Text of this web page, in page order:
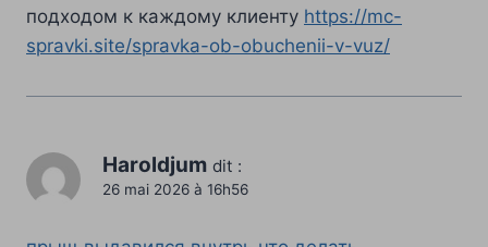
подходом к каждому клиенту https://mc-
spravki.site/spravka-ob-obuchenii-v-vuz/
Haroldjum dit :
26 mai 2026 à 16h56